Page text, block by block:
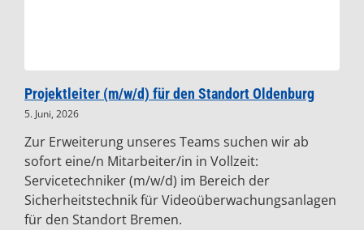
Projektleiter (m/w/d) für den Standort Oldenburg
5. Juni, 2026
Zur Erweiterung unseres Teams suchen wir ab
sofort eine/n Mitarbeiter/in in Vollzeit:
Servicetechniker (m/w/d) im Bereich der
Sicherheitstechnik für Videoüberwachungsanlagen
für den Standort Bremen.